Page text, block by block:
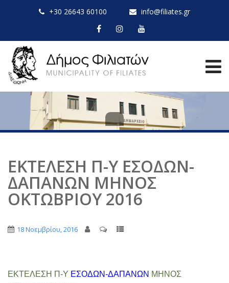
+30 26643 60100 info@filiates.gr
ΕΚΤΕΛΕΣΗ Π-Υ ΕΣΟΔΩΝ-
ΔΑΠΑΝΩΝ ΜΗΝΟΣ
ΟΚΤΩΒΡΙΟΥ 2016
18 Νοεμβρίου, 2016
ΕΚΤΕΛΕΣΗ Π-Υ ΕΣΟΔΩΝ-ΔΑΠΑΝΩΝ ΜΗΝΟΣ